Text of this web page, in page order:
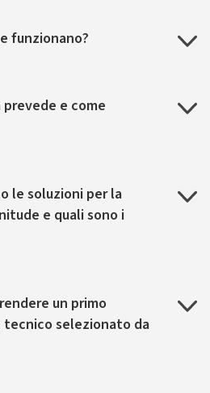
funzionano?
e come
le soluzioni per la
e quali sono i
un primo
selezionato da